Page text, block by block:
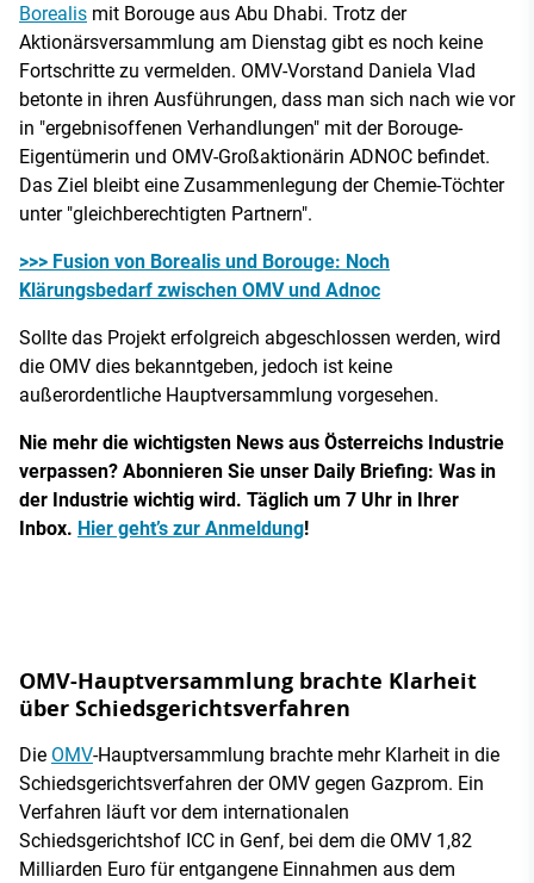
Borealis mit Borouge aus Abu Dhabi. Trotz der
Aktionärsversammlung am Dienstag gibt es noch keine
Fortschritte zu vermelden. OMV-Vorstand Daniela Vlad
betonte in ihren Ausführungen, dass man sich nach wie vor
in "ergebnisoffenen Verhandlungen" mit der Borouge-
Eigentümerin und OMV-Großaktionärin ADNOC befindet.
Das Ziel bleibt eine Zusammenlegung der Chemie-Töchter
unter "gleichberechtigten Partnern".
>>> Fusion von Borealis und Borouge: Noch
Klärungsbedarf zwischen OMV und Adnoc
Sollte das Projekt erfolgreich abgeschlossen werden, wird
die OMV dies bekanntgeben, jedoch ist keine
außerordentliche Hauptversammlung vorgesehen.
Nie mehr die wichtigsten News aus Österreichs Industrie
verpassen? Abonnieren Sie unser Daily Briefing: Was in
der Industrie wichtig wird. Täglich um 7 Uhr in Ihrer
Inbox. Hier geht’s zur Anmeldung!
OMV-Hauptversammlung brachte Klarheit
über Schiedsgerichtsverfahren
Die OMV-Hauptversammlung brachte mehr Klarheit in die
Schiedsgerichtsverfahren der OMV gegen Gazprom. Ein
Verfahren läuft vor dem internationalen
Schiedsgerichtshof ICC in Genf, bei dem die OMV 1,82
Milliarden Euro für entgangene Einnahmen aus dem